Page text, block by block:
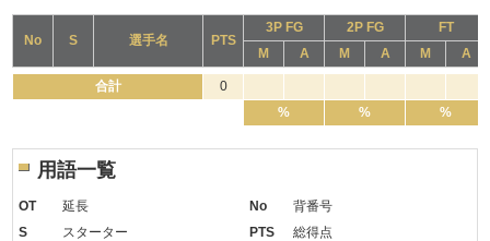
No S 選手名 PTS
3P FG 2P FG
FT
M
A M A M A
合計
0
%
% %
用語一覧
OT 延長 No
背番号
S
スターター PTS
総得点